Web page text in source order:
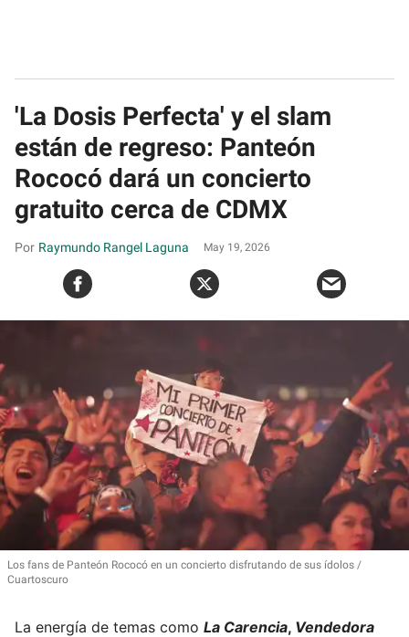
'La Dosis Perfecta' y el slam
están de regreso: Panteón
Rococó dará un concierto
gratuito cerca de CDMX
Raymundo Rangel Laguna May 19, 2026
Los fans de Panteón Rococó en un concierto disfrutando de sus ídolos
Cuartoscuro
La energía de temas como La Carencia, Vendedora